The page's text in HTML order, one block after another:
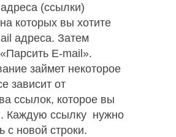
адреса (ссылки)
которых вы хотите
адреса. Затем
E-mail».
займет некоторое
зависит от
ссылок, которое вы
Каждую ссылку нужно
с новой строки.